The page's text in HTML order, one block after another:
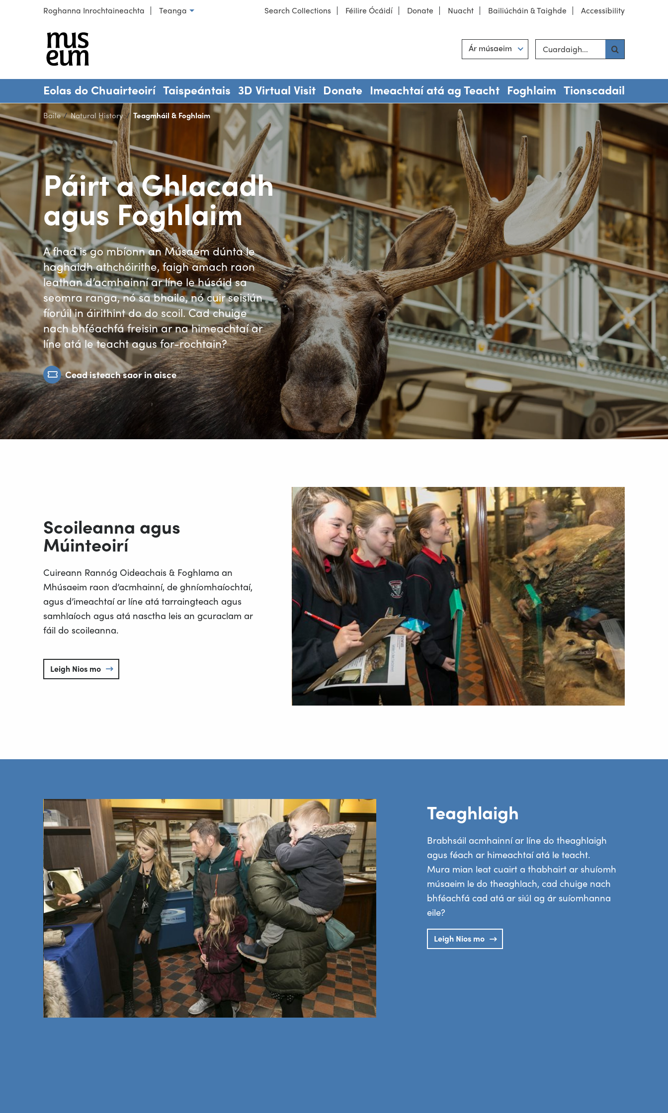
Scipeáil chuig ábharRoghanna Inrochtaineachta Roghnaigh teanga
Teanga Search Collections Féilire Ócáidí Donate Nuacht Bailiúcháin & Taighde Accessibility
Ár músaeim Cuardaigh suíomh
Hint
Eolas do Chuairteoirí Taispeántais 3D Virtual Visit Donate Imeachtaí atá ag Teacht Foghlaim Tionscadail
Baile Natural History Reatha:
Teagmháil & Foghlaim
Páirt a Ghlacadh
agus Foghlaim
A fhad is go mbíonn an Músaem dúnta le
haghaidh athchóirithe, faigh amach raon
leathan d’acmhainní ar líne le húsáid sa
seomra ranga, nó sa bhaile, nó cuir seisiún
fíorúil in áirithint do do scoil. Cad chuige
nach bhféachfá freisin ar na himeachtaí ar
líne atá le teacht agus for-rochtain?
Cead isteach saor in aisce
Scoileanna agus
Múinteoirí
Cuireann Rannóg Oideachais & Foghlama an
Mhúsaeim raon d’acmhainní, de ghníomhaíochtaí,
agus d’imeachtaí ar líne atá tarraingteach agus
samhlaíoch agus atá nasctha leis an gcuraclam ar
fáil do scoileanna.
Leigh Nios mo
Teaghlaigh
Brabhsáil acmhainní ar líne do theaghlaigh
agus féach ar himeachtaí atá le teacht.
Mura mian leat cuairt a thabhairt ar shuíomh
músaeim le do theaghlach, cad chuige nach
bhféachfá cad atá ar siúl ag ár suíomhanna
eile?
Leigh Nios mo